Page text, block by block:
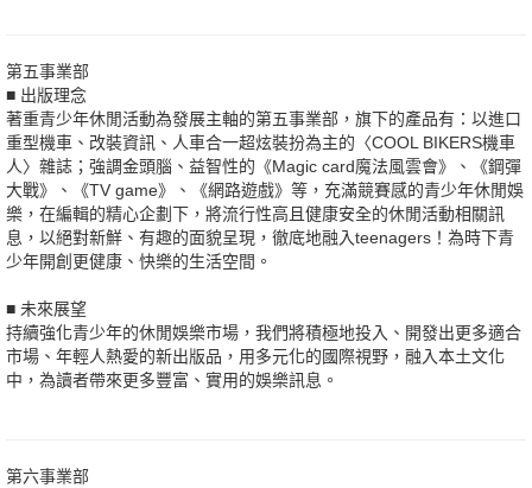
第五事業部
■ 出版理念
著重青少年休閒活動為發展主軸的第五事業部，旗下的產品有：以進口
重型機車、改裝資訊、人車合一超炫裝扮為主的〈COOL BIKERS機車
人〉雜誌；強調金頭腦、益智性的《Magic card魔法風雲會》、《鋼彈
大戰》、《TV game》、《網路遊戲》等，充滿競賽感的青少年休閒娛
樂，在編輯的精心企劃下，將流行性高且健康安全的休閒活動相關訊
息，以絕對新鮮、有趣的面貌呈現，徹底地融入teenagers！為時下青
少年開創更健康、快樂的生活空間。
■ 未來展望
持續強化青少年的休閒娛樂市場，我們將積極地投入、開發出更多適合
市場、年輕人熱愛的新出版品，用多元化的國際視野，融入本土文化
中，為讀者帶來更多豐富、實用的娛樂訊息。
第六事業部